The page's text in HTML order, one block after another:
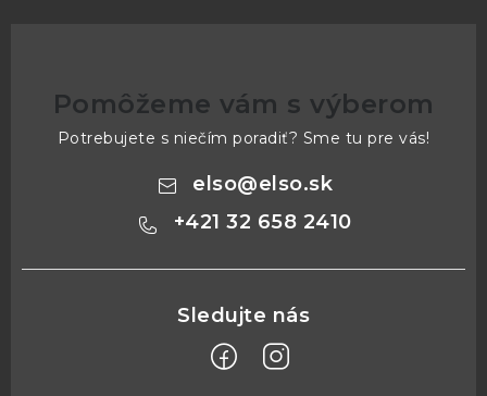
Pomôžeme vám s výberom
Potrebujete s niečím poradiť? Sme tu pre vás!
elso@elso.sk
+421 32 658 2410